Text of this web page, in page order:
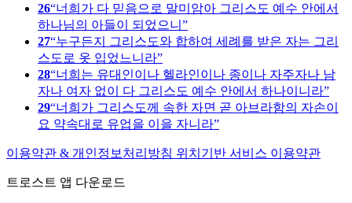
26 너희가 다 믿음으로 말미암아 그리스도 예수 안에서
하나님의 아들이 되었으니
27 누구든지 그리스도와 합하여 세례를 받은 자는 그리
스도로 옷 입었느니라
28 너희는 유대인이나 헬라인이나 종이나 자주자나 남
자나 여자 없이 다 그리스도 예수 안에서 하나이니라
29 너희가 그리스도께 속한 자면 곧 아브라함의 자손이
요 약속대로 유업을 이을 자니라
이용약관 & 개인정보처리방침 위치기반 서비스 이용약관
트로스트 앱 다운로드